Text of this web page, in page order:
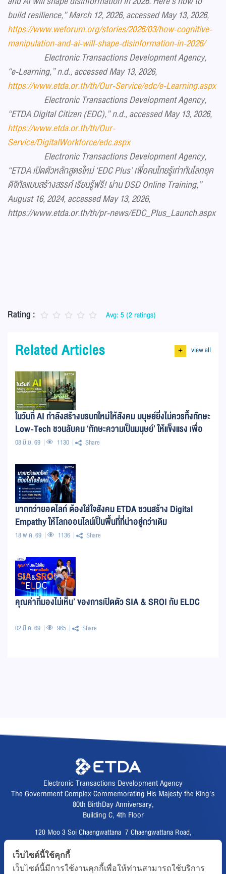
build resilience,” March 12, 2026, accessed May 13, 2026,
https://www.weforum.org/stories/2026/03/how-cognitive-
manipulation-and-ai-will-shape-disinformation-in-2026/
Electronic Transactions Development Agency,
“e-Learning,” n.d., accessed May 13, 2026,
https://www.etda.or.th/th/Our-Service/edc/e-Learning.aspx
Electronic Transactions Development Agency,
“ETDA Digital Citizen (EDC),” n.d., accessed May 13, 2026,
https://www.etda.or.th/th/Our-
Service/DigitalWorkforce/edc.aspx
Electronic Transactions Development Agency,
“ETDA เปิดตัวหลักสูตรใหม่ ‘EDC Plus’ เพื่อคนไทยรู้เท่าทันโลกยุค
ดิจิทัลแบบสร้างสรรค์ เรียนรู้ฟรี! ผ่าน DSD Online Training,”
August 16, 2024, accessed May 13, 2026,
https://www.etda.or.th/th/pr-news/EDC_Plus_Launch.aspx
Rating : Avg: 5 (2 ratings)
Related Articles + view all
ในวันที่ AI กำลังสร้างบริบทใหม่ให้สังคม มนุษย์ยิ่งไม่ควรทิ้งทักษะ
Low-Tech ชวนลับคม ‘ทักษะความเป็นมนุษย์’ ให้แข็งแรง เพื่อ
อยู่รอดและปลอดภัยในโลกยุค Hi-Tech
08 มิ.ย. 69 1130 Share
มากกว่ายอดไลก์ ต้องใส่ใจสังคม ETDA ชวนสร้าง Digital
Empathy ให้โลกออนไลน์เป็นพื้นที่ที่น่าอยู่กว่าเดิม
18 พ.ค. 69 1136 Share
คุณค่าที่มองไม่เห็น’ ของการเปิดตัว SIA & SROI กับ ELDC
02 มี.ค. 69 965 Share
Electronic Transactions Development Agency
The Government Complex Commemorating His Majesty the King's
80th BirthDay Anniversary,
Building C, 4th Floor
120 Moo 3 Soi Chaengwattana 7 Chaengwattana Road,
Fax :02 123 1200
เว็บไซต์นี้ใช้คุกกี้
เว็บไซต์นี้มีการใช้งานคุกกี้เพื่อให้ท่านสามารถใช้บริการ